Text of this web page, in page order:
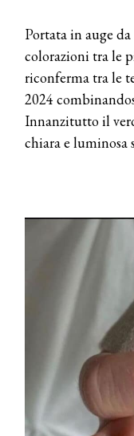
Portata in auge
colorazioni tra le
riconferma tra le
2024
Innanzitutto il
chiara e luminosa